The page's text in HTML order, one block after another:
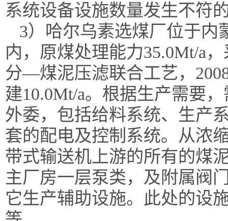
系统设备设施数量发生不符
3）哈尔乌素选煤厂位于内
内，原煤处理能力35.0Mt/a
分—煤泥压滤联合工艺，
建10.0Mt/a。根据生产需要
外委，包括给料系统、生产
套的配电及控制系统。从浓
带式输送机上游的所有的煤
主厂房一层泵类，及附属阀
它生产辅助设施。此处的设